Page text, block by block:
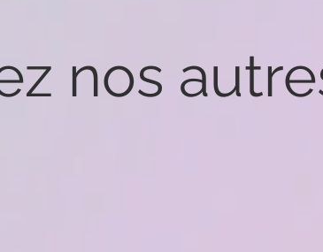
nos